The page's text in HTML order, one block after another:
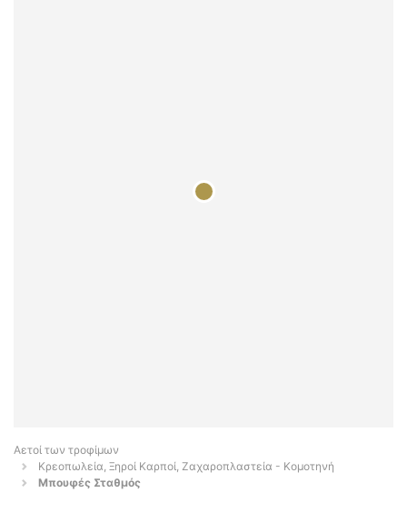
Αετοί των τροφίμων
Κρεοπωλεία, Ξηροί Καρποί, Ζαχαροπλαστεία - Κομοτηνή
Μπουφές Σταθμός